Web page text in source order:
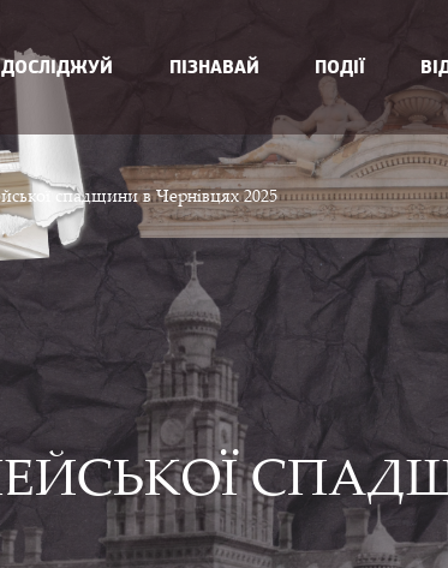
ДОСЛІДЖУЙ ПІЗНАВАЙ ПОДІЇ
спадщини в Чернівцях 2025